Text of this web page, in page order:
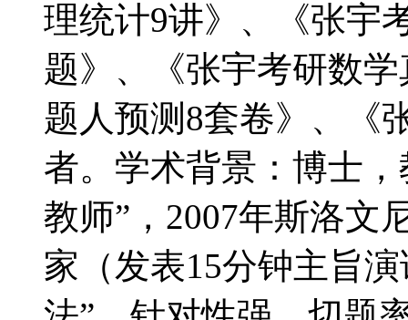
理统计9讲》、《张宇
题》、《张宇考研数
题人预测8套卷》、《
者。学术背景：博士
教师”，2007年斯洛文
家（发表15分钟主旨